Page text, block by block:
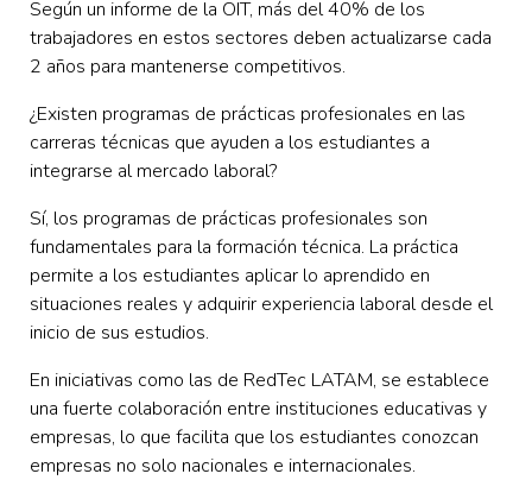
Según un informe de la OIT, más del 40% de los
trabajadores en estos sectores deben actualizarse cada
2 años para mantenerse competitivos.
¿Existen programas de prácticas profesionales en las
carreras técnicas que ayuden a los estudiantes a
integrarse al mercado laboral?
Sí, los programas de prácticas profesionales son
fundamentales para la formación técnica. La práctica
permite a los estudiantes aplicar lo aprendido en
situaciones reales y adquirir experiencia laboral desde el
inicio de sus estudios.
En iniciativas como las de RedTec LATAM, se establece
una fuerte colaboración entre instituciones educativas y
empresas, lo que facilita que los estudiantes conozcan
empresas no solo nacionales e internacionales.